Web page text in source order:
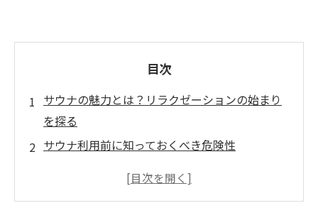
目次
サウナの魅力とは？リラクゼーションの始まり
を探る
サウナ利用前に知っておくべき危険性
熱中症のリスク：サウナで気を付けるべきポイ